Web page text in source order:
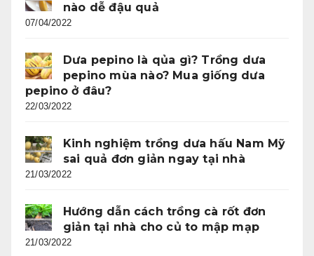
nào dễ đậu quả
07/04/2022
Dưa pepino là qủa gì? Trồng dưa
pepino mùa nào? Mua giống dưa
pepino ở đâu?
22/03/2022
Kinh nghiệm trồng dưa hấu Nam Mỹ
sai quả đơn giản ngay tại nhà
21/03/2022
Hướng dẫn cách trồng cà rốt đơn
giản tại nhà cho củ to mập mạp
21/03/2022